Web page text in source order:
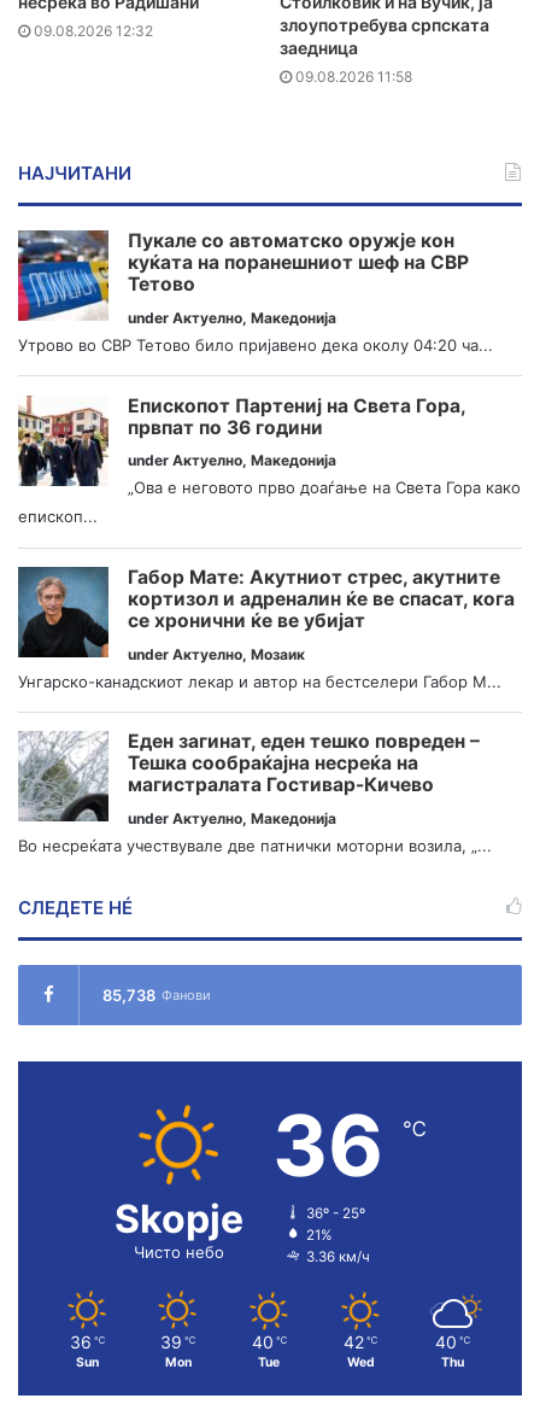
09.08.2026 12:32
злоупотребува српската
заедница
09.08.2026 11:58
НАЈЧИТАНИ
Пукале со автоматско оружје кон
куќата на поранешниот шеф на СВР
Тетово
under Актуелно, Македонија
Утрово во СВР Тетово било пријавено дека околу 04:20 ча...
Епископот Партениј на Света Гора,
првпат по 36 години
under Актуелно, Македонија
„Ова е неговото прво доаѓање на Света Гора како
епископ...
Габор Мате: Акутниот стрес, акутните
кортизол и адреналин ќе ве спасат, кога
се хронични ќе ве убијат
under Актуелно, Мозаик
Унгарско-канадскиот лекар и автор на бестселери Габор М...
Еден загинат, еден тешко повреден –
Тешка сообраќајна несреќа на
магистралата Гостивар-Кичево
under Актуелно, Македонија
Во несреќата учествувале две патнички моторни возила, „...
СЛЕДЕТЕ НÉ
85,738 Фанови
Skopje
Чисто небо
36 ℃
36º - 25º
21%
3.36 км/ч
36 ℃
Sun
39 ℃
Mon
40 ℃
Tue
42 ℃
Wed
40 ℃
Thu